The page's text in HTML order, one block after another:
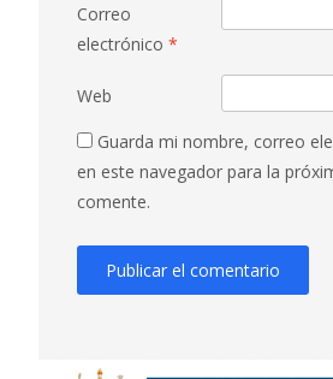
Correo
electrónico *
Web
Guarda mi nombre, correo
en este navegador para la
comente.